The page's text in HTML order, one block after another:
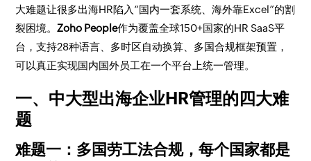
大难题让很多出海HR陷入“国内一套系统、海外靠Excel”的割
裂困境。Zoho People作为覆盖全球150+国家的HR SaaS平
台，支持28种语言、多时区自动换算、多国合规框架预置，
可以真正实现国内国外员工在一个平台上统一管理。
一、中大型出海企业HR管理的四大难
题
难题一：多国劳工法合规，每个国家都是